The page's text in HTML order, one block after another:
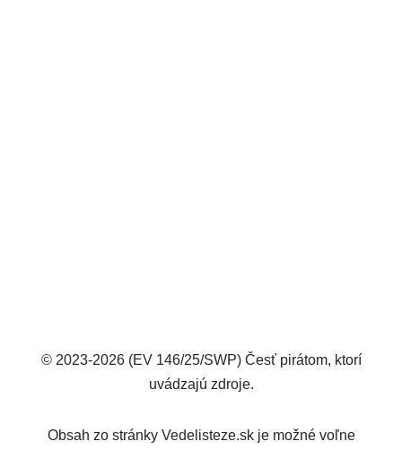
© 2023-2026 (EV 146/25/SWP) Česť pirátom, ktorí
uvádzajú zdroje.
Obsah zo stránky Vedelisteze.sk je možné voľne